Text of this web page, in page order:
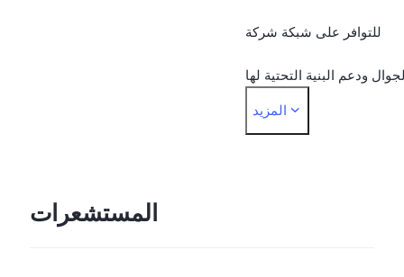
للتوافر على شبكة شركة
ودعم البنية التحتية لها
وعلى إصدار البرنامج على
المزيد
المستشعرات